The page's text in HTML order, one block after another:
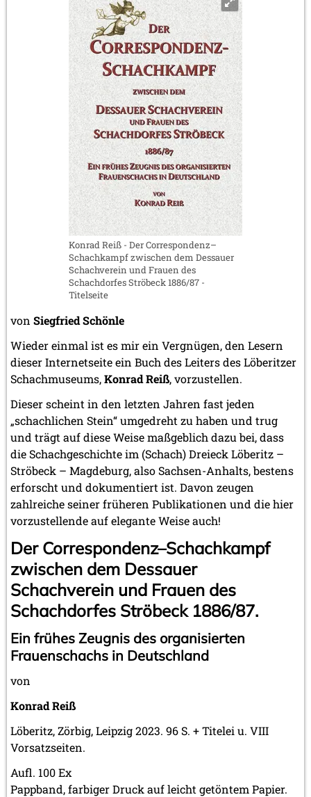
Konrad Reiß - Der Correspondenz–
Schachkampf zwischen dem Dessauer
Schachverein und Frauen des
Schachdorfes Ströbeck 1886/87 -
Titelseite
von Siegfried Schönle
Wieder einmal ist es mir ein Vergnügen, den Lesern
dieser Internetseite ein Buch des Leiters des Löberitzer
Schachmuseums,Konrad Reiß, vorzustellen.
Dieser scheint in den letzten Jahren fast jeden
„schachlichen Stein“ umgedreht zu haben und trug
und trägt auf diese Weise maßgeblich dazu bei, dass
die Schachgeschichte im (Schach) Dreieck Löberitz –
Ströbeck – Magdeburg, also Sachsen-Anhalts, bestens
erforscht und dokumentiert ist. Davon zeugen
zahlreiche seiner früheren Publikationen und die hier
vorzustellende auf elegante Weise auch!
Der Correspondenz–Schachkampf
zwischen dem Dessauer
Schachverein und Frauen des
Schachdorfes Ströbeck 1886/87.
Ein frühes Zeugnis des organisierten
Frauenschachs in Deutschland
von
Konrad Reiß
Löberitz, Zörbig, Leipzig 2023. 96 S. + Titelei u. VIII
Vorsatzseiten.
Aufl. 100 Ex
Pappband, farbiger Druck auf leicht getöntem Papier.